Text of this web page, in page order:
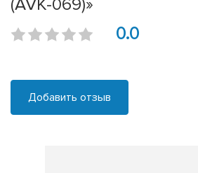
(AVK-069)»
0.0
Добавить отзыв